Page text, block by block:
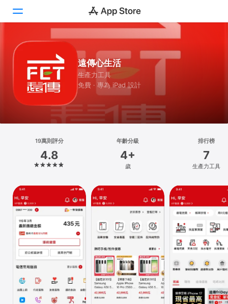
遊戲
App
Arcade
搜尋
iPhone
iPad
Mac
Watch
TV
遠傳心生活
生產力工具
免費 · 專為 iPad 設計
19萬則評分
4.8
年齡分級
4+
歲
排行榜
7
生產力工具